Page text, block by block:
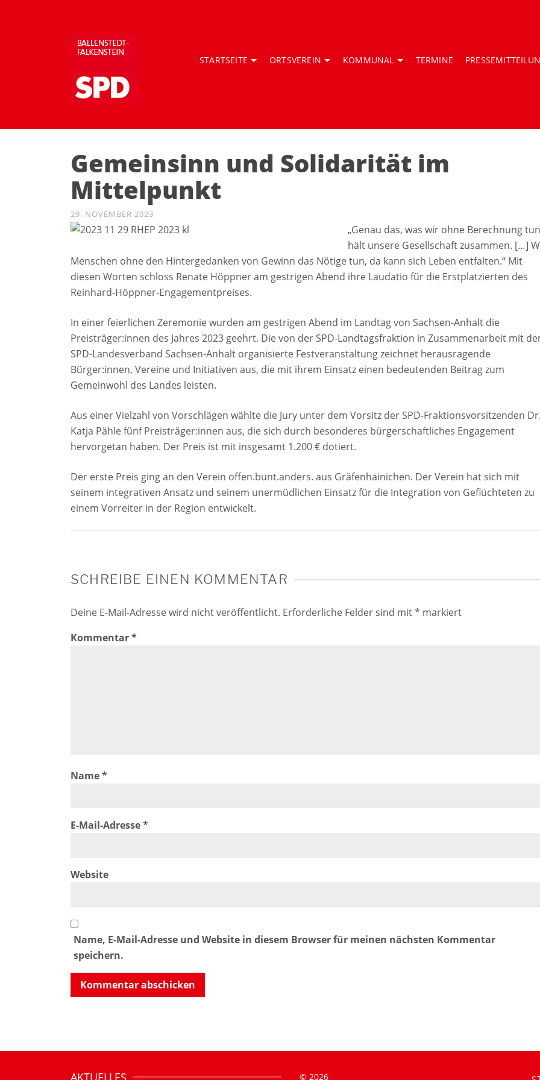
STARTSEITE ORTSVEREIN KOMMUNAL TERMINE
Gemeinsinn und Solidarität im
Mittelpunkt
29. NOVEMBER 2023
„Genau das, was wir ohne Berechnung
hält unsere Gesellschaft zusammen. […]
Menschen ohne den Hintergedanken von Gewinn das Nötige tun, da kann sich Leben entfalten.“ Mit
diesen Worten schloss Renate Höppner am gestrigen Abend ihre Laudatio für die Erstplatzierten des
Reinhard-Höppner-Engagementpreises.
In einer feierlichen Zeremonie wurden am gestrigen Abend im Landtag von Sachsen-Anhalt die
Preisträger:innen des Jahres 2023 geehrt. Die von der SPD-Landtagsfraktion in Zusammenarbeit mit
SPD-Landesverband Sachsen-Anhalt organisierte Festveranstaltung zeichnet herausragende
Bürger:innen, Vereine und Initiativen aus, die mit ihrem Einsatz einen bedeutenden Beitrag zum
Gemeinwohl des Landes leisten.
Aus einer Vielzahl von Vorschlägen wählte die Jury unter dem Vorsitz der SPD-Fraktionsvorsitzenden
Katja Pähle fünf Preisträger:innen aus, die sich durch besonderes bürgerschaftliches Engagement
hervorgetan haben. Der Preis ist mit insgesamt 1.200 € dotiert.
Der erste Preis ging an den Verein offen.bunt.anders. aus Gräfenhainichen. Der Verein hat sich mit
seinem integrativen Ansatz und seinem unermüdlichen Einsatz für die Integration von Geflüchteten zu
einem Vorreiter in der Region entwickelt.
SCHREIBE EINEN KOMMENTAR
Deine E-Mail-Adresse wird nicht veröffentlicht. Erforderliche Felder sind mit* markiert
Kommentar*
Name*
E-Mail-Adresse*
Website
Name, E-Mail-Adresse und Website in diesem Browser für meinen nächsten Kommentar
speichern.
AKTUELLES © 2026